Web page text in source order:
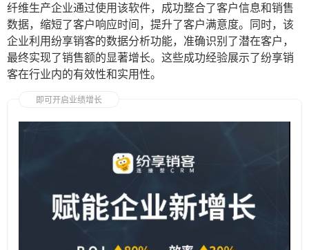
纤维生产企业通过使用该软件，成功整合了客户信息和销售
数据，缩短了客户响应时间，提升了客户满意度。同时，该
企业利用纷享销客的数据分析功能，准确识别了潜在客户，
最终实现了销售额的显著增长。这些成功经验展示了纷享销
客在行业内的有效性和实用性。
即可开启业绩增长